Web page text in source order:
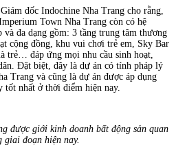
đốc Indochine Nha Trang cho rằng,
Town Nha Trang còn có hệ
và đa dạng gồm: 3 tầng trung tâm thương
cộng đồng, khu vui chơi trẻ em, Sky Bar
trẻ… đáp ứng mọi nhu cầu sinh hoạt,
Đặt biệt, đây là dự án có tính pháp lý
Trang và cũng là dự án được áp dụng
tốt nhất ở thời điểm hiện nay.
được giới kinh doanh bất động sản quan
giai đoạn hiện nay.